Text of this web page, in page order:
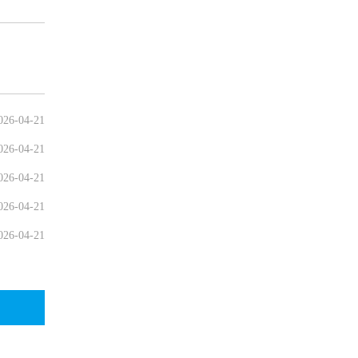
04-21
04-21
04-21
04-21
04-21